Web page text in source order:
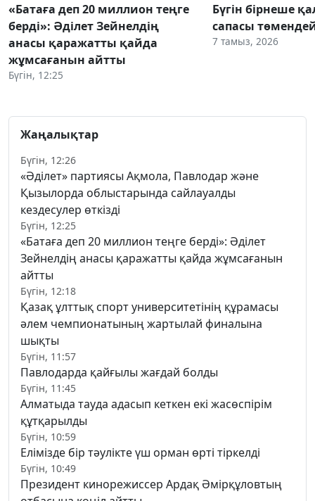
«Батаға деп 20 миллион теңге
берді»: Әділет Зейнелдің
анасы қаражатты қайда
жұмсағанын айтты
Бүгін, 12:25
Бүгін бірнеше
сапасы
7 тамыз, 2026
Жаңалықтар
Бүгін, 12:26
«Әділет» партиясы Ақмола, Павлодар және
Қызылорда облыстарында сайлауалды
кездесулер өткізді
Бүгін, 12:25
«Батаға деп 20 миллион теңге берді»: Әділет
Зейнелдің анасы қаражатты қайда жұмсағанын
айтты
Бүгін, 12:18
Қазақ ұлттық спорт университетінің құрамасы
әлем чемпионатының жартылай финалына
шықты
Бүгін, 11:57
Павлодарда қайғылы жағдай болды
Бүгін, 11:45
Алматыда тауда адасып кеткен екі жасөспірім
құтқарылды
Бүгін, 10:59
Елімізде бір тәулікте үш орман өрті тіркелді
Бүгін, 10:49
Президент кинорежиссер Ардақ Әмірқұловтың